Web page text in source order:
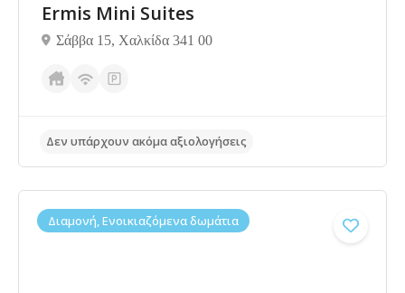
Ermis Mini Suites
Σάββα 15, Χαλκίδα 341 00
Διαμονή, Ενοικιαζόμενα δωμάτια